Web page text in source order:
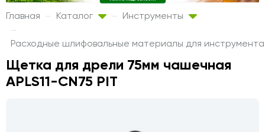
Главная Каталог Инструменты
Расходные шлифовальные материалы для
Щетка для дрели 75мм чашечная
APLS11-CN75 PIT